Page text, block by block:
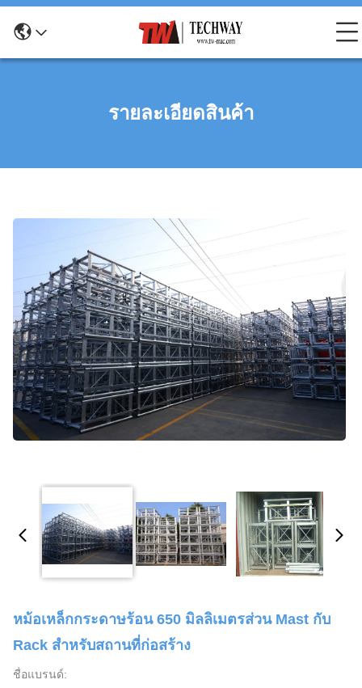
รายละเอียดสินค้า
หม้อเหล็กกระดาษร้อน 650 มิลลิเมตรส่วน Mast กับ
Rack สําหรับสถานที่ก่อสร้าง
ชื่อแบรนด์: